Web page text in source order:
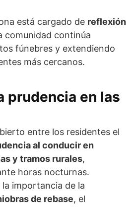
está cargado de reflexión
comunidad continúa
fúnebres y extendiendo
más cercanos.
prudencia en las
entre los residentes el
al conducir en
y tramos rurales,
horas nocturnas.
importancia de la
de rebase, el